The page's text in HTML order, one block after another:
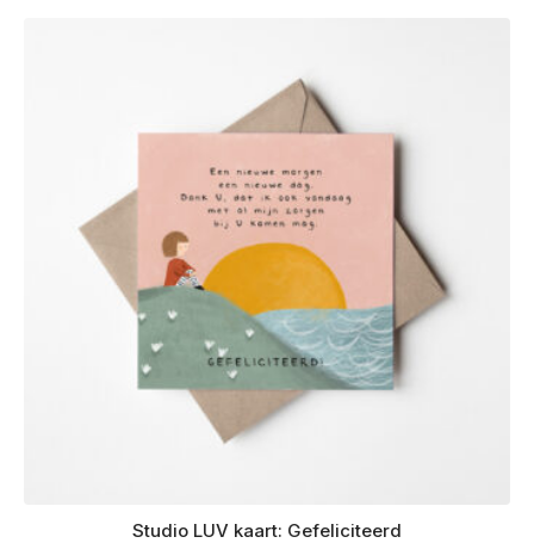
Studio LUV kaart: Gefeliciteerd